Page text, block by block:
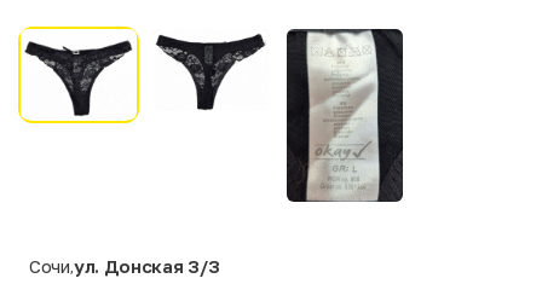
Сочи,ул. Донская 3/3